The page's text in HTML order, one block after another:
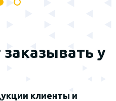
заказывать у
клиенты и